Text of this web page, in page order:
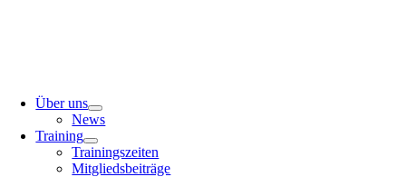
Über uns
News
Training
Trainingszeiten
Mitgliedsbeiträge